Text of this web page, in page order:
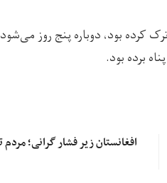
را ترک کرده بود، دوباره پنج روز
برده بود.
افغانستان زیر فشار گرانی؛